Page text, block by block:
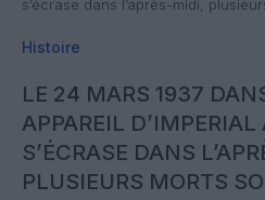
s’écrase dans l’après-midi,
Histoire
LE 24 MARS 1937
APPAREIL D’IMPERIAL
S’ÉCRASE DANS
PLUSIEURS MORTS